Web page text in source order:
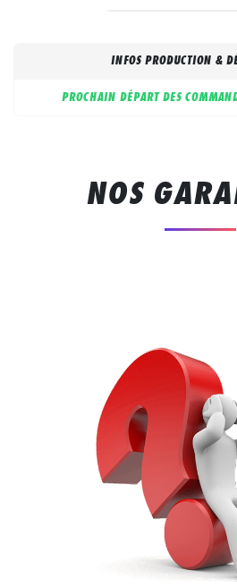
INFOS PRODUCTION &
PROCHAIN DÉPART DES
NOS